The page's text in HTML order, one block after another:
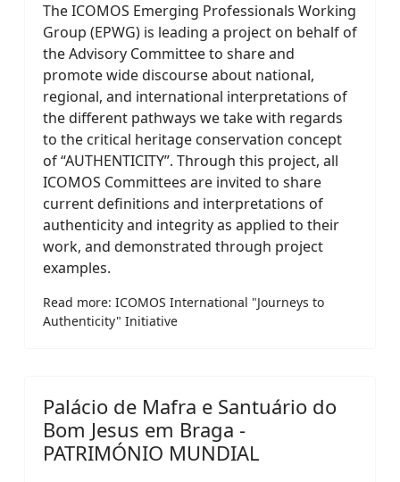
The ICOMOS Emerging Professionals Working
Group (EPWG) is leading a project on behalf of
the Advisory Committee to share and
promote wide discourse about national,
regional, and international interpretations of
the different pathways we take with regards
to the critical heritage conservation concept
of “AUTHENTICITY”. Through this project, all
ICOMOS Committees are invited to share
current definitions and interpretations of
authenticity and integrity as applied to their
work, and demonstrated through project
examples.
Read more: ICOMOS International "Journeys to
Authenticity" Initiative
Palácio de Mafra e Santuário do
Bom Jesus em Braga -
PATRIMÓNIO MUNDIAL